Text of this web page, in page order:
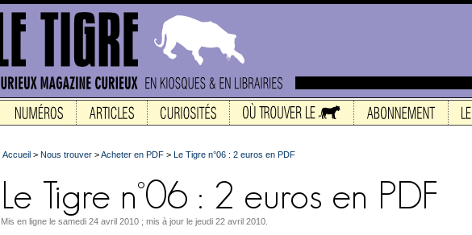
Accueil > Nous trouver >Acheter en PDF > Le Tigre n°06 : 2 euros en PDF
Mis en ligne le samedi 24 avril 2010 ; mis à jour le jeudi 22 avril 2010.